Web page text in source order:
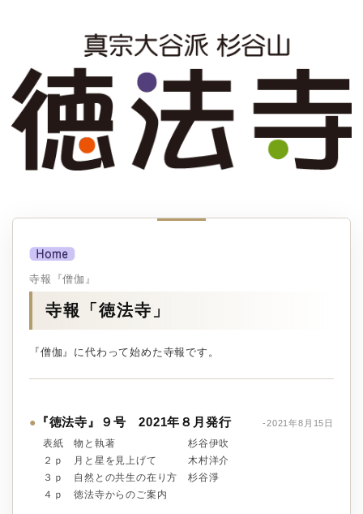
寺報『僧伽』
寺報「徳法寺」
『僧伽』に代わって始めた寺報です。
● 『徳法寺』９号 2021年８月発行 -2021年8月15日
表紙 物と執著 杉谷伊吹
２ｐ 月と星を見上げて 木村洋介
３ｐ 自然との共生の在り方 杉谷淨
４ｐ 徳法寺からのご案内